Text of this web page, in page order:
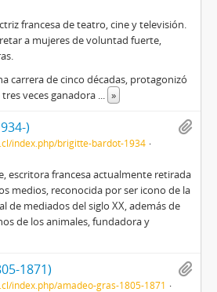
francesa de teatro, cine y televisión.​
a mujeres de voluntad fuerte,
carrera de cinco décadas, protagonizó
tres veces ganadora ... »
)
index.php/brigitte-bardot-1934
escritora francesa actualmente retirada
medios, reconocida por ser icono de la
de mediados del siglo XX, además de
de los animales, fundadora y
1871)
index.php/amadeo-gras-1805-1871